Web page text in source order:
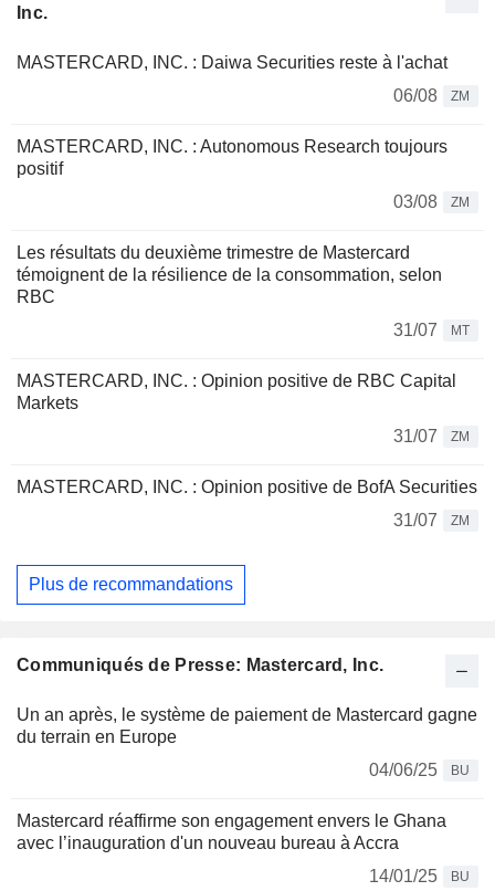
Inc.
MASTERCARD, INC. : Daiwa Securities reste à l'achat
06/08
ZM
MASTERCARD, INC. : Autonomous Research toujours
positif
03/08
ZM
Les résultats du deuxième trimestre de Mastercard
témoignent de la résilience de la consommation, selon
RBC
31/07
MT
MASTERCARD, INC. : Opinion positive de RBC Capital
Markets
31/07
ZM
MASTERCARD, INC. : Opinion positive de BofA Securities
31/07
ZM
Plus de recommandations
Communiqués de Presse: Mastercard, Inc.
Un an après, le système de paiement de Mastercard gagne
du terrain en Europe
04/06/25
BU
Mastercard réaffirme son engagement envers le Ghana
avec l’inauguration d'un nouveau bureau à Accra
14/01/25
BU